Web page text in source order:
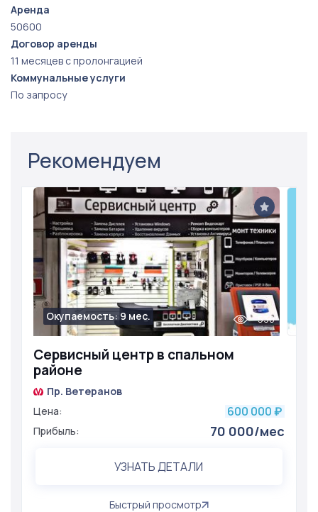
Аренда
50600
Договор аренды
11 месяцев с пролонгацией
Коммунальные услуги
По запросу
Рекомендуем
Сервисный центр в спальном
районе
Окупаемость: 9 мес. 530
Пр. Ветеранов
Цена:
600 000 ₽
Прибыль: 70 000/мес
УЗНАТЬ ДЕТАЛИ
Быстрый просмотр